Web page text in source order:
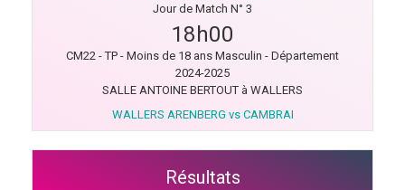
Jour de Match N° 3
18h00
CM22 - TP - Moins de 18 ans Masculin - Département
2024-2025
SALLE ANTOINE BERTOUT à WALLERS
WALLERS ARENBERG vs CAMBRAI
Résultats